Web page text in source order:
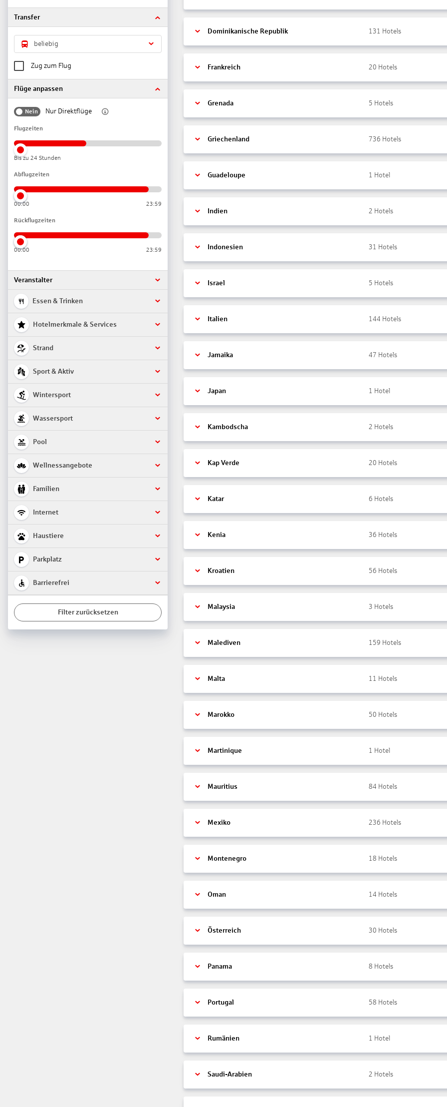
Transfer
beliebig
Zug zum Flug
Flüge anpassen
Nein Nur Direktflüge
Flugzeiten
Bis zu 24 Stunden
Abflugzeiten
00:00 23:59
Rückflugzeiten
00:00 23:59
Veranstalter
Essen & Trinken
Hotelmerkmale & Services
Strand
Sport & Aktiv
Wintersport
Wassersport
Pool
Wellnessangebote
Familien
Internet
Haustiere
Parkplatz
Barrierefrei
Filter zurücksetzen
Dominikanische Republik 131 Hotels
Frankreich 20 Hotels
Grenada 5 Hotels
Griechenland 736 Hotels
Guadeloupe 1 Hotel
Indien 2 Hotels
Indonesien 31 Hotels
Israel 5 Hotels
Italien 144 Hotels
Jamaika 47 Hotels
Japan 1 Hotel
Kambodscha 2 Hotels
Kap Verde 20 Hotels
Katar 6 Hotels
Kenia 36 Hotels
Kroatien 56 Hotels
Malaysia 3 Hotels
Malediven 159 Hotels
Malta 11 Hotels
Marokko 50 Hotels
Martinique 1 Hotel
Mauritius 84 Hotels
Mexiko 236 Hotels
Montenegro 18 Hotels
Oman 14 Hotels
Österreich 30 Hotels
Panama 8 Hotels
Portugal 58 Hotels
Rumänien 1 Hotel
Saudi-Arabien 2 Hotels